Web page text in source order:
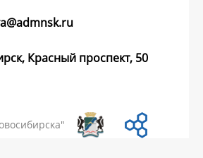
Красный проспект, 50